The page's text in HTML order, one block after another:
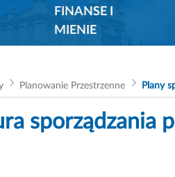
FINANSE I
MIENIE
Planowanie Przestrzenne Plany
sporządzania